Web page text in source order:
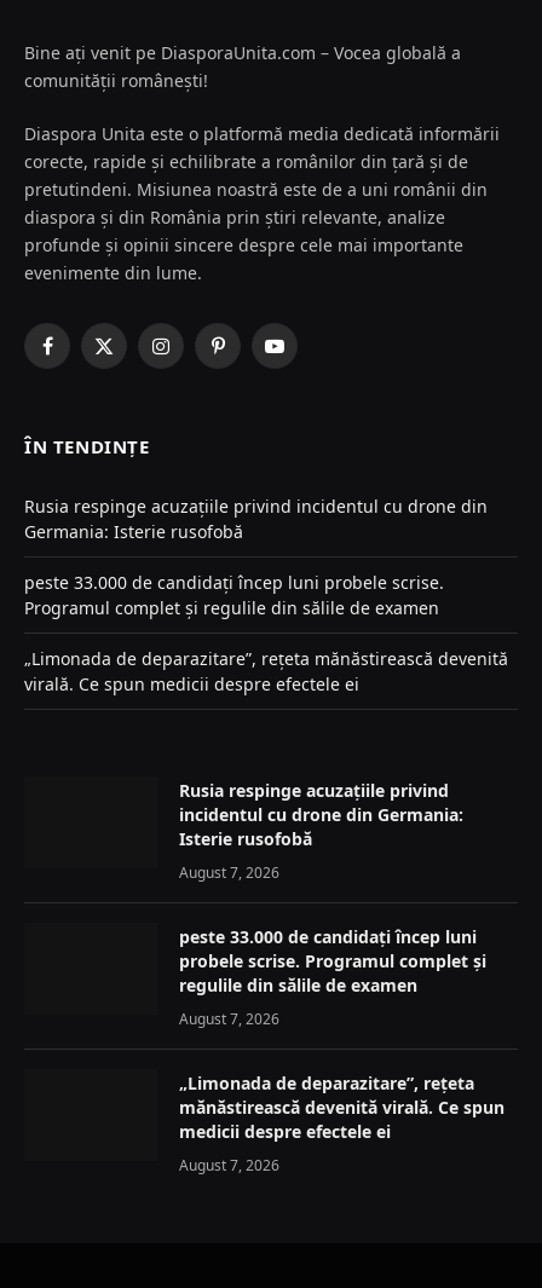
Bine ați venit pe DiasporaUnita.com – Vocea globală a
comunității românești!
Diaspora Unita este o platformă media dedicată informării
corecte, rapide și echilibrate a românilor din țară și de
pretutindeni. Misiunea noastră este de a uni românii din
diaspora și din România prin știri relevante, analize
profunde și opinii sincere despre cele mai importante
evenimente din lume.
Facebook
X
InstagramPinterestYouTube
ÎN TENDINȚE
Rusia respinge acuzațiile privind incidentul cu drone din
Germania: Isterie rusofobă
peste 33.000 de candidați încep luni probele scrise.
Programul complet și regulile din sălile de examen
„Limonada de deparazitare”, rețeta mănăstirească devenită
virală. Ce spun medicii despre efectele ei
Rusia respinge acuzațiile privind
incidentul cu drone din Germania:
Isterie rusofobă
August 7, 2026
peste 33.000 de candidați încep luni
probele scrise. Programul complet și
regulile din sălile de examen
August 7, 2026
„Limonada de deparazitare”, rețeta
mănăstirească devenită virală. Ce spun
medicii despre efectele ei
August 7, 2026